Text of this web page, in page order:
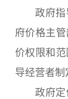
政府指
府价格主
价权限和
导经营者制
政府定